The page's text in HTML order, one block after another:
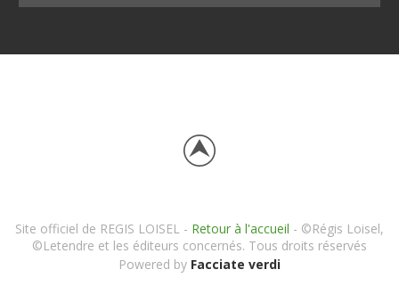
Site officiel de REGIS LOISEL - Retour à l'accueil - ©Régis Loisel,
©Letendre et les éditeurs concernés. Tous droits réservés
Powered by Facciate verdi